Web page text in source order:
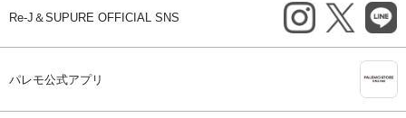
Re-J＆SUPURE OFFICIAL SNS
instagram
パレモ公式アプリ